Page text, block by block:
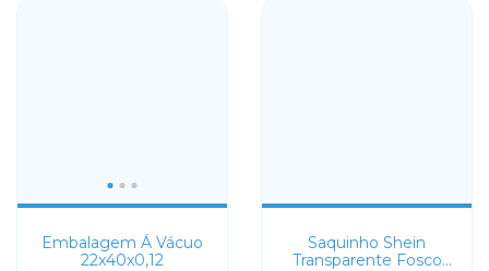
Embalagem Á Vácuo
22x40x0,12
Saquinho Shein
Transparente Fosco